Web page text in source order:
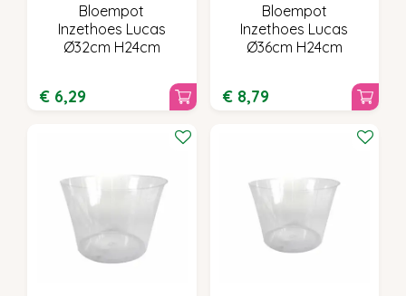
Bloempot
Inzethoes Lucas
Ø32cm H24cm
€ 6,29
Bloempot
Inzethoes Lucas
Ø36cm H24cm
€ 8,79